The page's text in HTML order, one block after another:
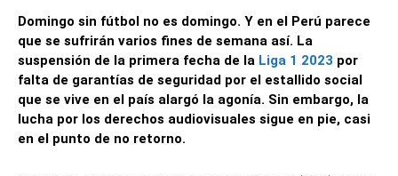
Domingo sin fútbol no es domingo. Y en el Perú parece
que se sufrirán varios fines de semana así. La
suspensión de la primera fecha de la Liga 1 2023 por
falta de garantías de seguridad por el estallido social
que se vive en el país alargó la agonía. Sin embargo, la
lucha por los derechos audiovisuales sigue en pie, casi
en el punto de no retorno.